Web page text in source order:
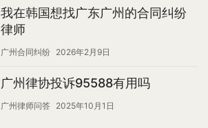
我在韩国想找广东广州的合同纠纷
律师
广州合同纠纷 2026年2月9日
广州律协投诉95588有用吗
广州律师问答 2025年10月1日